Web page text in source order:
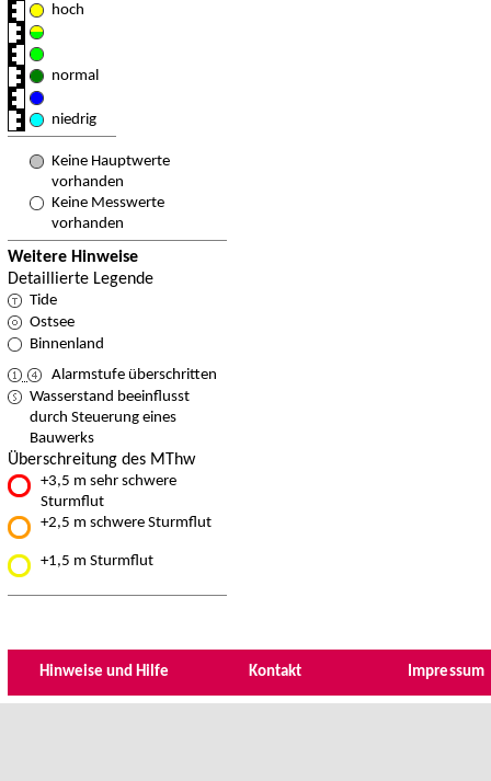
hoch
normal
niedrig
Keine Hauptwerte
vorhanden
Keine Messwerte
vorhanden
Weitere Hinweise
Detaillierte Legende
Tide
Ostsee
Binnenland
Alarmstufe überschritten
Wasserstand beeinflusst
durch Steuerung eines
Bauwerks
Überschreitung des MThw
+3,5 m sehr schwere
Sturmflut
+2,5 m schwere Sturmflut
+1,5 m Sturmflut
Hinweise und Hilfe Kontakt Impressum